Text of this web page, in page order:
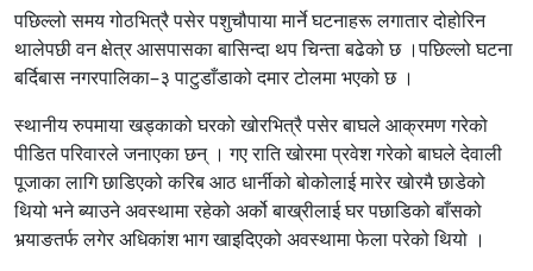
पछिल्लो समय गोठभित्रै पसेर पशुचौपाया मार्ने घटनाहरू लगातार दोहोरिन
थालेपछी वन क्षेत्र आसपासका बासिन्दा थप चिन्ता बढेको छ ।पछिल्लो घटना
बर्दिबास नगरपालिका–३ पाटुडाँडाको दमार टोलमा भएको छ ।
स्थानीय रुपमाया खड्काको घरको खोरभित्रै पसेर बाघले आक्रमण गरेको
पीडित परिवारले जनाएका छन् । गए राति खोरमा प्रवेश गरेको बाघले देवाली
पूजाका लागि छाडिएको करिब आठ धार्नीको बोकोलाई मारेर खोरमै छाडेको
थियो भने ब्याउने अवस्थामा रहेको अर्को बाख्रीलाई घर पछाडिको बाँसको
भर्‍याङतर्फ लगेर अधिकांश भाग खाइदिएको अवस्थामा फेला परेको थियो ।